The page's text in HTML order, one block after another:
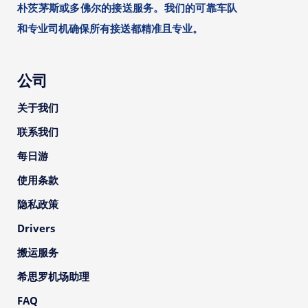
朴茨茅斯或多佛尔的接送服务。我们的可靠车队
和专业司机确保所有接送都精准且专业。
公司
关于我们
联系我们
每日游
使用条款
隐私政策
Drivers
搬运服务
希思罗机场助理
FAQ